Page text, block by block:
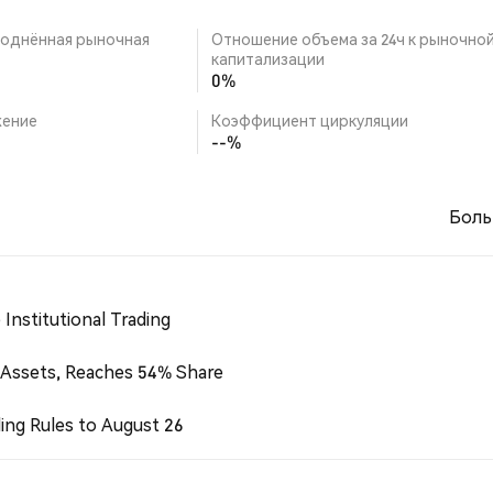
рыночная
Отношение объема за 24ч к
капитализации
0%
Коэффициент циркуляции
--%
Institutional Trading
Reaches 54% Share
Rules to August 26